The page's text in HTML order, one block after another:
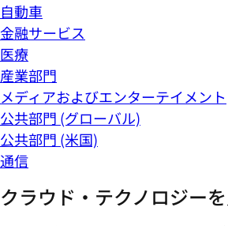
自動車
金融サービス
医療
産業部門
メディアおよびエンターテイメント
公共部門 (グローバル)
公共部門 (米国)
通信
クラウド・テクノロジー